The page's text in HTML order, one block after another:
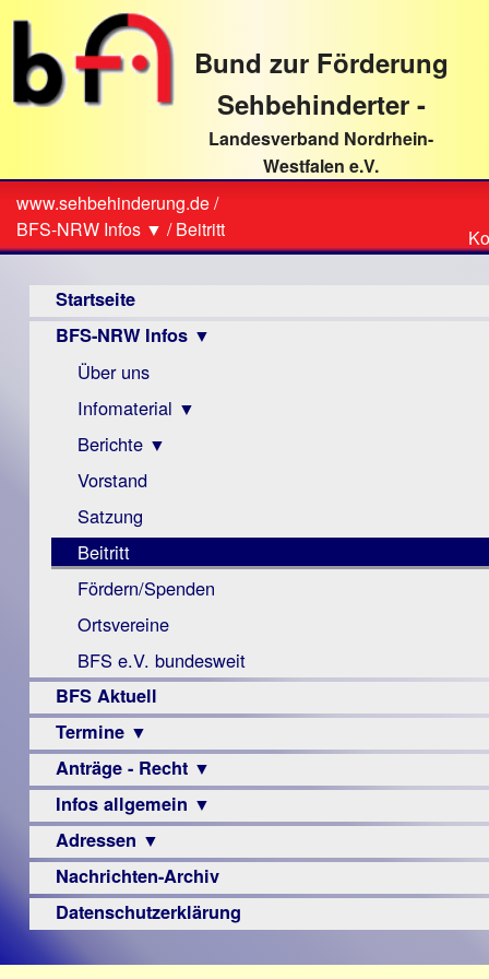
direkt
Textinhalt
Bund zur Förderung
Sehbehinderter -
Landesverband Nordrhein-
Westfalen e.V.
Sie
sind
hier
www.sehbehinderung.de/
BFS-NRW Infos ▼ /Beitritt
Startseite
BFS-NRW Infos ▼
Über uns
Infomaterial ▼
Visus
Zeitschrift
Monokular
Mac
Instagram-
Links
Berichte ▼
Archiv
Berichte
Vorstand
Satzung
Beitritt
Fördern/Spenden
Ortsvereine
BFS e.V. bundesweit
BFS Aktuell
Termine ▼
Veranstaltungsprogramme
Anträge - Recht ▼
Archiv
Urteile
Infos allgemein ▼
Sehbehinderung
Frühförderung
Schule
–
Adressen ▼
Augenoptiker
Berufsbildungswerke
Nachrichten-Archiv
Datenschutzerklärung